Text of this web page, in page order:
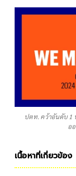
ปตท. คว้าอันดับ 1
อ
เนื้อหาที่เกี่ยวข้อง